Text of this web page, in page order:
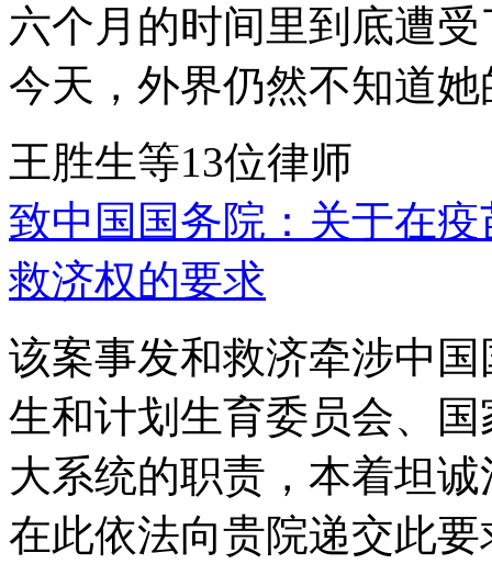
六个月的时间里到底遭
今天，外界仍然不知道
王胜生等13位律师
致中国国务院：关于在
救济权的要求
该案事发和救济牵涉中
生和计划生育委员会、
大系统的职责，本着坦
在此依法向贵院递交此要